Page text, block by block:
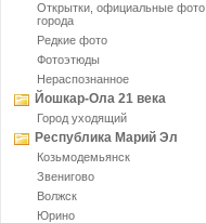
Открытки, официальные фото
города
Редкие фото
Фотоэтюды
Нераспознанное
Йошкар-Ола 21 века
Город уходящий
Республика Марий Эл
Козьмодемьянск
Звенигово
Волжск
Юрино